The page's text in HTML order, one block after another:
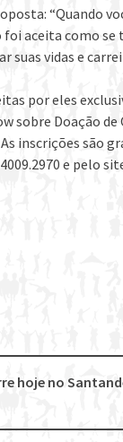
“Quando
foi aceita como
suas vidas e
por eles
sobre Doação
inscrições são
e pelo
hoje no